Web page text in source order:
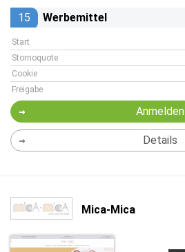
15 Werbemittel
Start
Stornoquote
Cookie
Freigabe
Anmelden
Details
Mica-Mica